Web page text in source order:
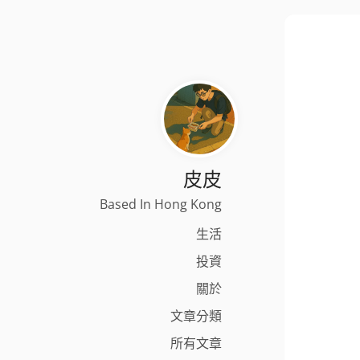
皮皮
Based In Hong Kong
生活
投資
關於
文章分類
所有文章